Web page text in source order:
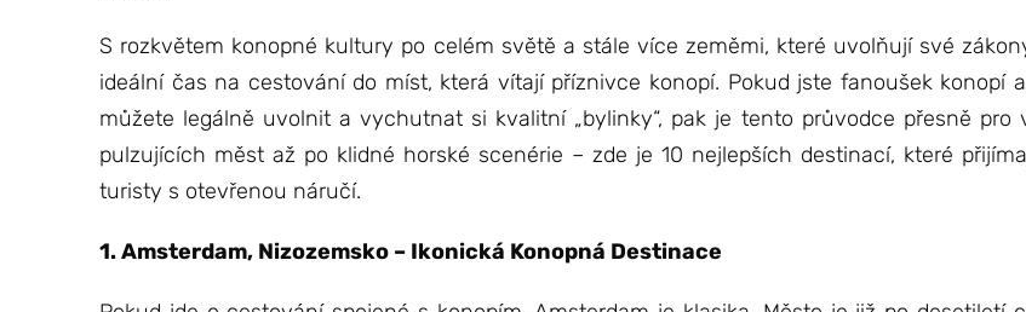
S rozkvětem konopné kultury po celém světě a stále více zeměmi, které uvolňují své
ideální čas na cestování do míst, která vítají příznivce konopí. Pokud jste fanoušek konopí
můžete legálně uvolnit a vychutnat si kvalitní „bylinky“, pak je tento průvodce přesně pro
pulzujících měst až po klidné horské scenérie – zde je 10 nejlepších destinací, které
turisty s otevřenou náručí.
1. Amsterdam, Nizozemsko – Ikonická Konopná Destinace